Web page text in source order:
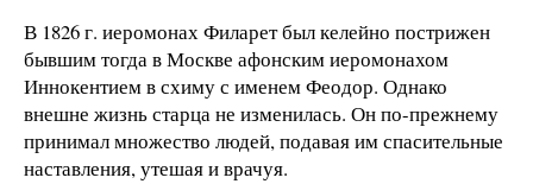
В 1826 г. иеромонах Филарет был келейно пострижен
бывшим тогда в Москве афонским иеромонахом
Иннокентием в схиму с именем Феодор. Однако
внешне жизнь старца не изменилась. Он по-прежнему
принимал множество людей, подавая им спасительные
наставления, утешая и врачуя.